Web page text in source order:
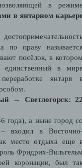
в
в янтарном
по праву
посёлок, в
единственный в
янтаря
→ Светлогорск:
года), а ныне город
– входил в
место отдыха еще
Фридрих-
коронации, был